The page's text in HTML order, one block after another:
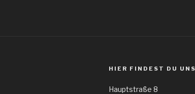
HIER FINDEST DU UNS
Hauptstraße 8